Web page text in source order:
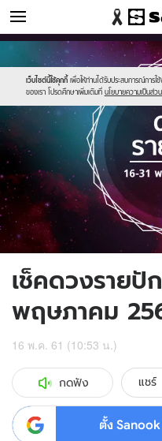
ดูดวง
เว็บไซต์นี้ใช้คุกกี้ เพื่อให้ท่านได้รับประสบการณ์การ
ของเรา โปรดศึกษาเพิ่มเติมที่ นโยบายความเป็นส่ว
Sanook
//s.isanook.com/sr/0/images/
new-
sanook.png
//s.isanook.com/ho/0/ud/27/
เช็คดวงรายปั
พฤษภาคม
16 พ.ค. 61 (10:53 น.)
กดฟัง แชร์
ตั้ง